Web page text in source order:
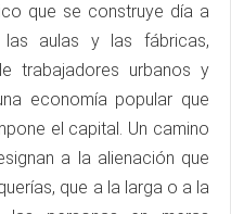
que se construye día a
aulas y las fábricas,
trabajadores urbanos y
economía popular que
el capital. Un camino
a la alienación que
que a la larga o a la